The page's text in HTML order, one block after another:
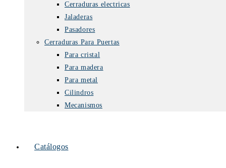
Cerraduras electricas
Jaladeras
Pasadores
Cerraduras Para Puertas
Para cristal
Para madera
Para metal
Cilindros
Mecanismos
Catálogos